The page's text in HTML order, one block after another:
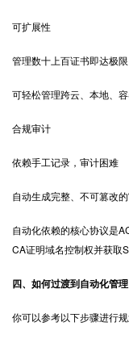
可扩展性
管理数十上百证书即达极限
可轻松管理跨云、本地、
合规审计
依赖手工记录，审计困难
自动生成完整、不可篡改
自动化依赖的核心协议是
CA证明域名控制权并获取
四、如何过渡到自动化管
你可以参考以下步骤进行规